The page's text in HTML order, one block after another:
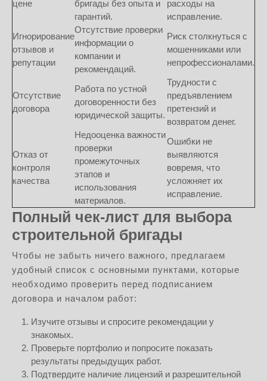
цене
бригады без опыта и
гарантий.
расходы на
исправление.
Игнорирование
отзывов и
репутации
Отсутствие проверки
информации о
компании и
рекомендаций.
Риск столкнуться с
мошенниками или
непрофессионалами.
Отсутствие
договора
Работа по устной
договоренности без
юридической защиты.
Трудности с
предъявлением
претензий и
возвратом денег.
Отказ от
контроля
качества
Недооценка важности
проверки
промежуточных
этапов и
использования
материалов.
Ошибки не
выявляются
вовремя, что
усложняет их
исправление.
Полный чек-лист для выбора
строительной бригады
Чтобы не забыть ничего важного, предлагаем
удобный список с основными пунктами, которые
необходимо проверить перед подписанием
договора и началом работ:
Изучите отзывы и спросите рекомендации у
знакомых.
Проверьте портфолио и попросите показать
результаты предыдущих работ.
Подтвердите наличие лицензий и разрешительной